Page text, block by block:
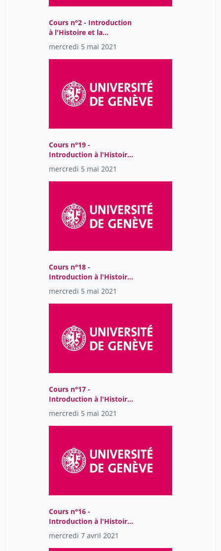
Cours n°2 - Introduction
à l'Histoire et la
philosophie des sciences
mercredi 5 mai 2021
Cours n°19 -
Introduction à l'Histoire
et la philosophie des
sciences
mercredi 5 mai 2021
Cours n°18 -
Introduction à l'Histoire
et la philosophie des
sciences
mercredi 5 mai 2021
Cours n°17 -
Introduction à l'Histoire
et la philosophie des
sciences
mercredi 5 mai 2021
Cours n°16 -
Introduction à l'Histoire
et la philosophie des
sciences
mercredi 7 avril 2021